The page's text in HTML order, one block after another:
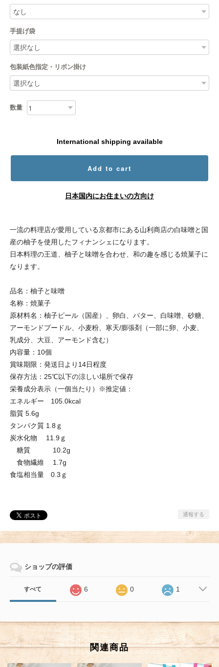
手提げ袋
包装紙色指定・リボン掛け
数量
International shipping available
Add to cart
日本国内にお住まいの方向け
一流の料理店が愛用している京都市にある山利商店の白味噌と国
産の柚子を使用したフィナンシェになります。
日本料理の王道、柚子と味噌を合わせ、和の趣を感じる焼菓子に
なります。
品名：柚子と味噌
名称：焼菓子
原材料名：柚子ピール（国産）、卵白、バター、白味噌、砂糖、
アーモンドプードル、小麦粉、寒天/膨張剤（一部に卵、小麦、
乳成分、大豆、アーモンド含む）
内容量：10個
賞味期限：発送日より14日程度
保存方法：25℃以下の涼しい場所で保存
栄養成分表示（一個当たり）※推定値：
エネルギー 105.0kcal
脂質 5.6g
タンパク質 1.8ｇ
炭水化物 11.9ｇ
糖質 10.2g
食物繊維 1.7g
食塩相当量 0.3ｇ
通報する
ショップの評価
すべて 6 0 1
関連商品